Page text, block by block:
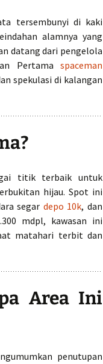
tersembunyi di kaki
alamnya yang
datang dari pengelola
Pertama spaceman
spekulasi di kalangan
titik terbaik untuk
hijau. Spot ini
segar depo 10k, dan
mdpl, kawasan ini
matahari terbit dan
Area Ini
penutupan